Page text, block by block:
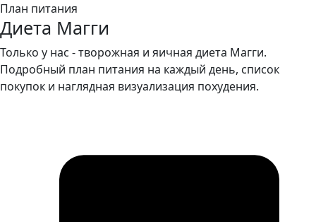
План питания
Диета Магги
Только у нас - творожная и яичная диета Магги.
Подробный план питания на каждый день, список
покупок и наглядная визуализация похудения.